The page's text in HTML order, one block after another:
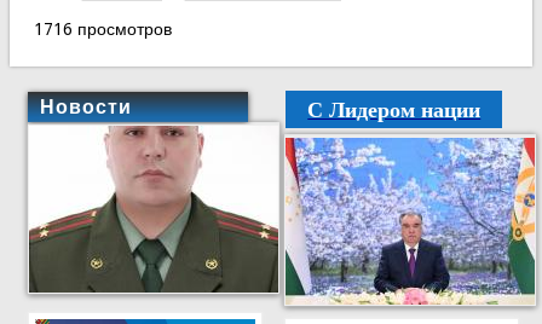
1716 просмотров
Новости С Лидером нации